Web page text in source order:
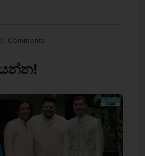
0 Comments